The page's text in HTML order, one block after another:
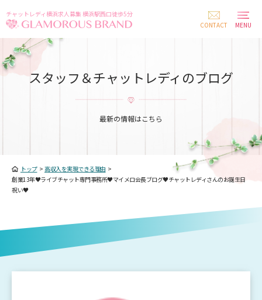
チャットレディ横浜求人募集 横浜駅西口徒歩5分
CONTACT
MENU
スタッフ＆チャットレディのブログ
最新の情報はこちら
トップ> 高収入を実現できる理由 >
創業13年♥ライブチャット専門事務所♥マイメロ会長ブログ♥チャットレディさんのお誕生日
祝い♥